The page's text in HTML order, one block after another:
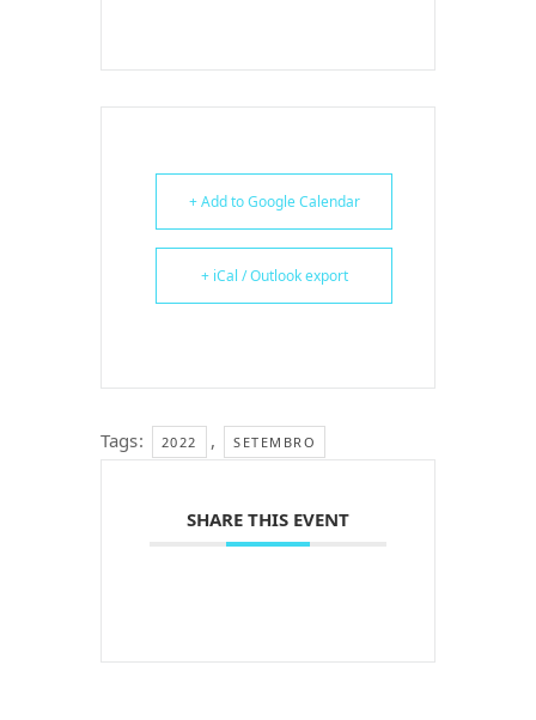
+ Add to Google Calendar
+ iCal / Outlook export
Tags: 2022 , SETEMBRO
SHARE THIS EVENT